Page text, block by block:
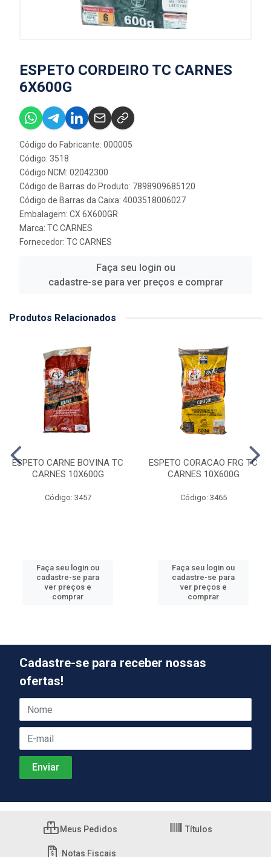
ESPETO CORDEIRO TC CARNES
6X600G
Código do Fabricante: 000005
Código: 3518
Código NCM: 02042300
Código de Barras do Produto: 7898909685120
Código de Barras da Caixa: 4003518006027
Embalagem: CX 6X600GR
Marca: TC CARNES
Fornecedor: TC CARNES
Faça seu login ou
cadastre-se para ver preços e comprar
Produtos Relacionados
ESPETO CARNE BOVINA TC
CARNES 10X600G
Código: 3457
Faça seu login ou
cadastre-se para
ver preços e
comprar
ESPETO CORACAO FRG TC
CARNES 10X600G
Código: 3465
Faça seu login ou
cadastre-se para
ver preços e
comprar
Cadastre-se para receber nossas
ofertas!
Meus Pedidos Títulos
Notas Fiscais